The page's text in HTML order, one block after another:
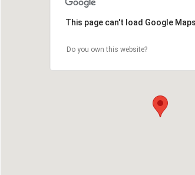
This page can't load Google
Do you own this website?